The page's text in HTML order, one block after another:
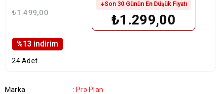
%13 i̇ndirim
₺1.499,00
Son 30 Günün En Düşük Fiyatı
₺1.299,00
24 Adet
Marka : Pro Plan